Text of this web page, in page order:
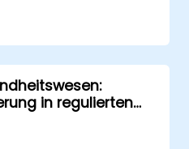
in regulierten